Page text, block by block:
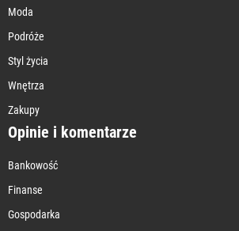
Moda
Podróże
Styl życia
Wnętrza
Zakupy
Opinie i komentarze
Bankowość
Finanse
Gospodarka